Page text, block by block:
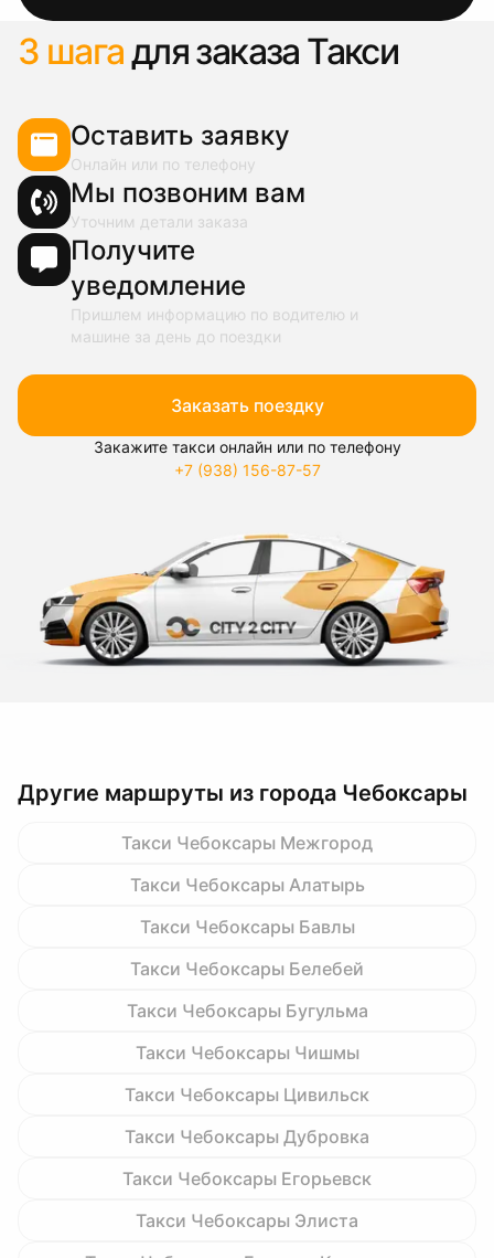
3 шагадля заказа Такси
Оставить заявку
Онлайн или по телефону
Мы позвоним вам
Уточним детали заказа
Получите
уведомление
Пришлем информацию по водителю и
машине за день до поездки
Заказать поездку
Закажите такси онлайн или по телефону
+7 (938) 156-87-57
Другие маршруты из города Чебоксары
Такси Чебоксары Межгород
Такси Чебоксары Алатырь
Такси Чебоксары Бавлы
Такси Чебоксары Белебей
Такси Чебоксары Бугульма
Такси Чебоксары Чишмы
Такси Чебоксары Цивильск
Такси Чебоксары Дубровка
Такси Чебоксары Егорьевск
Такси Чебоксары Элиста